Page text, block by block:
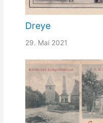
Dreye
29. Mai 2021